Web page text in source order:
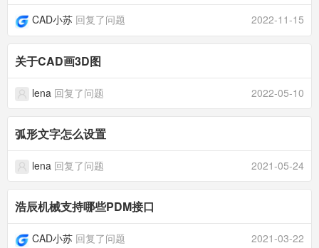
CAD小苏 回复了问题 2022-11-15
关于CAD画3D图
lena 回复了问题 2022-05-10
弧形文字怎么设置
lena 回复了问题 2021-05-24
浩辰机械支持哪些PDM接口
CAD小苏 回复了问题 2021-03-22